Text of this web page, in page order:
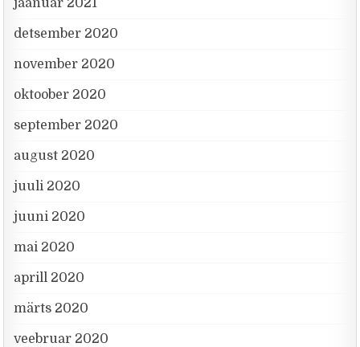
jaanuar 2021
detsember 2020
november 2020
oktoober 2020
september 2020
august 2020
juuli 2020
juuni 2020
mai 2020
aprill 2020
märts 2020
veebruar 2020